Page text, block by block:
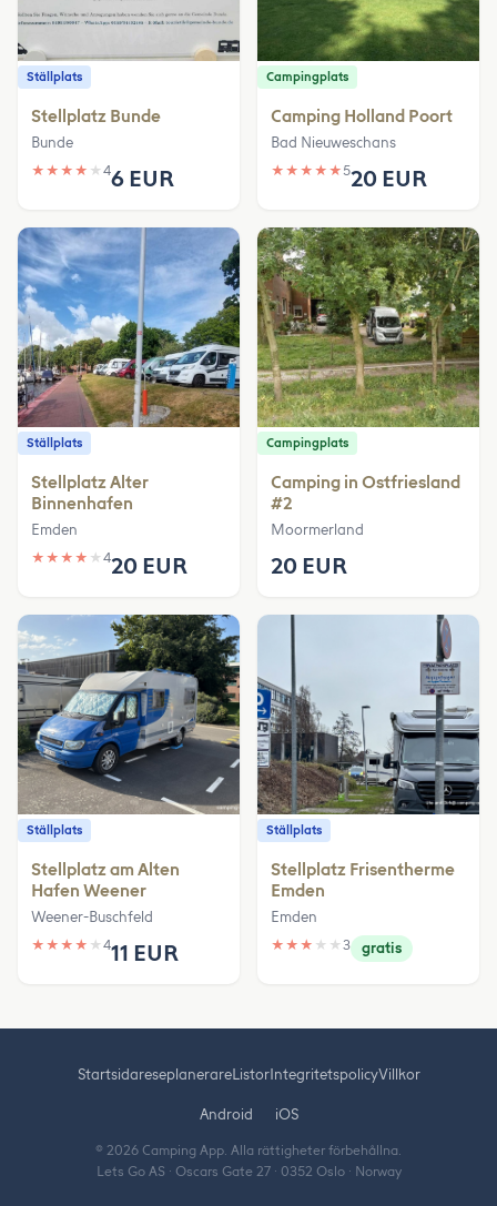
Ställplats
Stellplatz Bunde
Bunde
★ ★ ★ ★ ★ 46 EUR
Campingplats
Camping Holland Poort
Bad Nieuweschans
★ ★ ★ ★ ★520 EUR
Ställplats
Stellplatz Alter
Binnenhafen
Emden
★ ★ ★ ★ ★ 420 EUR
Campingplats
Camping in Ostfriesland
#2
Moormerland
20 EUR
Ställplats
Stellplatz am Alten
Hafen Weener
Weener-Buschfeld
★ ★ ★ ★ ★ 411 EUR
Ställplats
Stellplatz Frisentherme
Emden
Emden
★ ★ ★ ★ ★ 3 gratis
StartsidareseplanerareListorIntegritetspolicyVillkor
Android iOS
© 2026 Camping App. Alla rättigheter förbehållna.
Lets Go AS · Oscars Gate 27 · 0352 Oslo · Norway